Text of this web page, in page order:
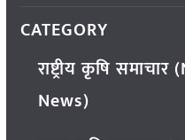
CATEGORY
राष्ट्रीय कृषि
News)